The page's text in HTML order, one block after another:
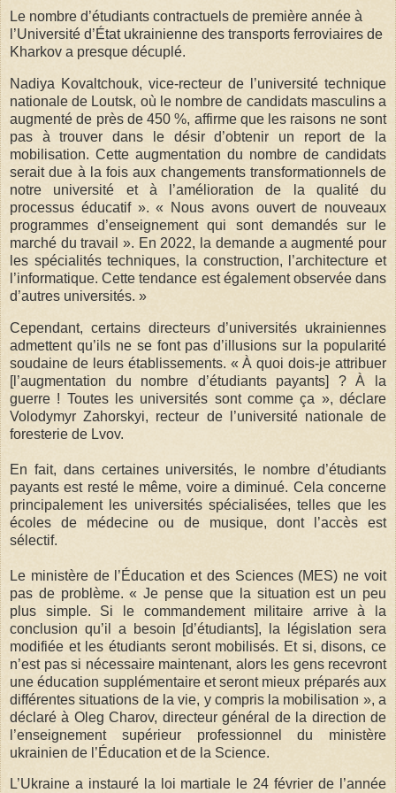
Le nombre d’étudiants contractuels de première année à
l’Université d’État ukrainienne des transports ferroviaires de
Kharkov a presque décuplé.
Nadiya Kovaltchouk, vice-recteur de l’université technique
nationale de Loutsk, où le nombre de candidats masculins a
augmenté de près de 450 %, affirme que les raisons ne sont
pas à trouver dans le désir d’obtenir un report de la
mobilisation. Cette augmentation du nombre de candidats
serait due à la fois aux changements transformationnels de
notre université et à l’amélioration de la qualité du
processus éducatif ». « Nous avons ouvert de nouveaux
programmes d’enseignement qui sont demandés sur le
marché du travail ». En 2022, la demande a augmenté pour
les spécialités techniques, la construction, l’architecture et
l’informatique. Cette tendance est également observée dans
d’autres universités. »
Cependant, certains directeurs d’universités ukrainiennes
admettent qu’ils ne se font pas d’illusions sur la popularité
soudaine de leurs établissements. « À quoi dois-je attribuer
[l’augmentation du nombre d’étudiants payants] ? À la
guerre ! Toutes les universités sont comme ça », déclare
Volodymyr Zahorskyi, recteur de l’université nationale de
foresterie de Lvov.
En fait, dans certaines universités, le nombre d’étudiants
payants est resté le même, voire a diminué. Cela concerne
principalement les universités spécialisées, telles que les
écoles de médecine ou de musique, dont l’accès est
sélectif.
Le ministère de l’Éducation et des Sciences (MES) ne voit
pas de problème. « Je pense que la situation est un peu
plus simple. Si le commandement militaire arrive à la
conclusion qu’il a besoin [d’étudiants], la législation sera
modifiée et les étudiants seront mobilisés. Et si, disons, ce
n’est pas si nécessaire maintenant, alors les gens recevront
une éducation supplémentaire et seront mieux préparés aux
différentes situations de la vie, y compris la mobilisation », a
déclaré à Oleg Charov, directeur général de la direction de
l’enseignement supérieur professionnel du ministère
ukrainien de l’Éducation et de la Science.
L’Ukraine a instauré la loi martiale le 24 février de l’année